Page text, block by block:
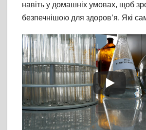
навіть у домашніх умовах, щоб
безпечнішою для здоров’я. Які